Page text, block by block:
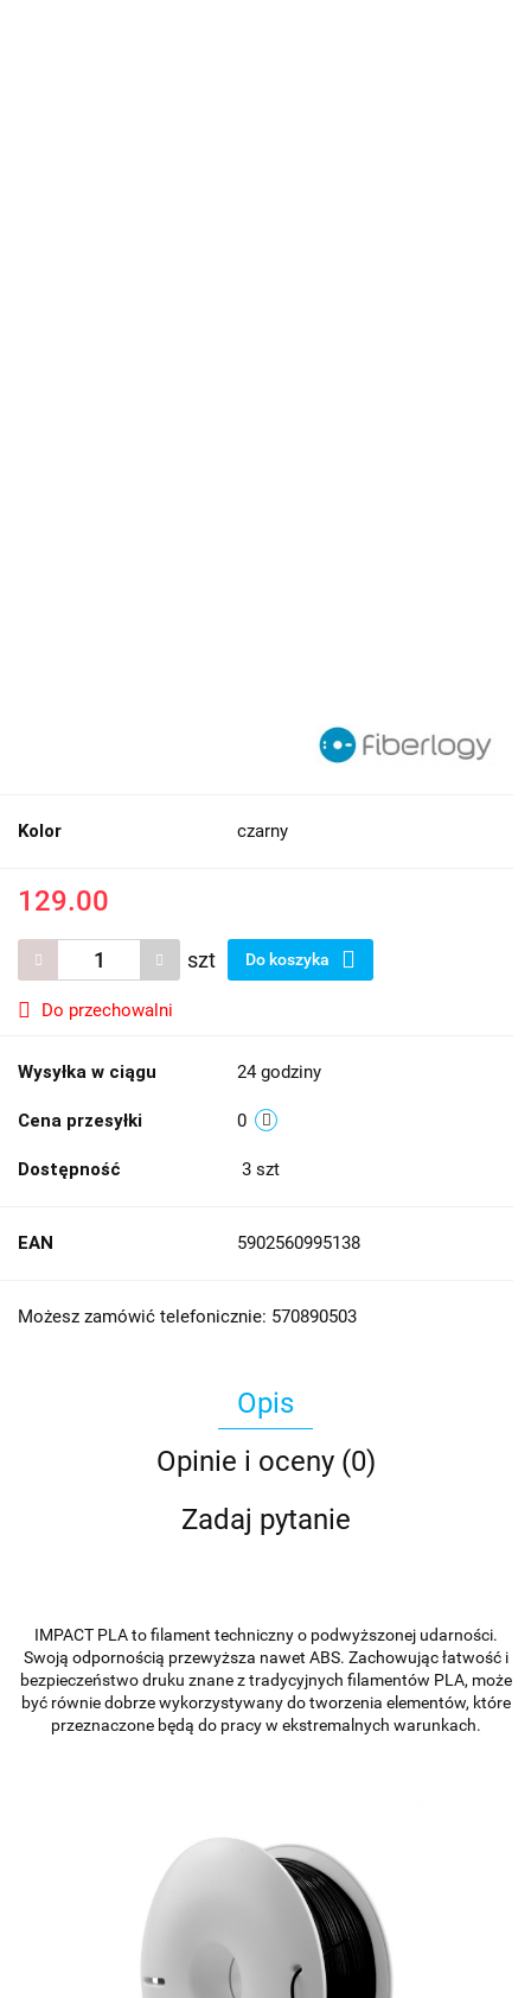
Kolor czarny
129.00
szt Do koszyka
Do przechowalni
Wysyłka w ciągu 24 godziny
Cena przesyłki 0
Dostępność 3 szt
EAN 5902560995138
Możesz zamówić telefonicznie: 570890503
Opis
Opinie i oceny (0)
Zadaj pytanie
IMPACT PLA to filament techniczny o podwyższonej udarności.
Swoją odpornością przewyższa nawet ABS. Zachowując łatwość i
bezpieczeństwo druku znane z tradycyjnych filamentów PLA, może
być równie dobrze wykorzystywany do tworzenia elementów, które
przeznaczone będą do pracy w ekstremalnych warunkach.